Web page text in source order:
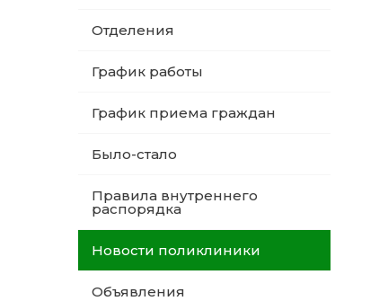
Отделения
График работы
График приема граждан
Было-стало
Правила внутреннего
распорядка
Новости поликлиники
Объявления